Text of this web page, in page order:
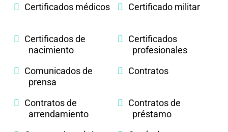
Certificados médicos
Certificado militar
Certificados de
nacimiento
Certificados
profesionales
Comunicados de
prensa
Contratos
Contratos de
arrendamiento
Contratos de
préstamo